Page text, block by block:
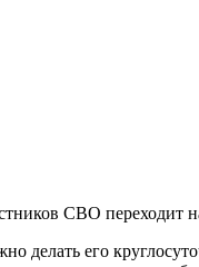
СВО переходит
делать его